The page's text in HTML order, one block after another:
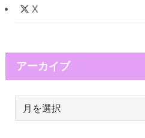
X
アーカイブ